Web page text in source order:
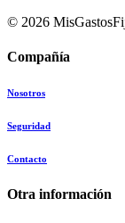
© 2026
Compañía
Nosotros
Seguridad
Contacto
Otra información